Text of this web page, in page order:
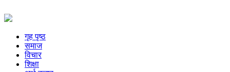
गृह पृष्ठ
समाज
विचार
शिक्षा